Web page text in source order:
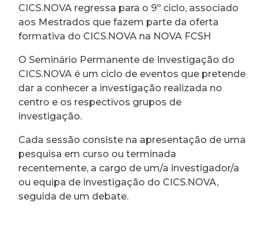
CICS.NOVA regressa para o 9º ciclo, associado
aos Mestrados que fazem parte da oferta
formativa do CICS.NOVA na NOVA FCSH
O Seminário Permanente de Investigação do
CICS.NOVA é um ciclo de eventos que pretende
dar a conhecer a investigação realizada no
centro e os respectivos grupos de
investigação.
Cada sessão consiste na apresentação de uma
pesquisa em curso ou terminada
recentemente, a cargo de um/a investigador/a
ou equipa de investigação do CICS.NOVA,
seguida de um debate.